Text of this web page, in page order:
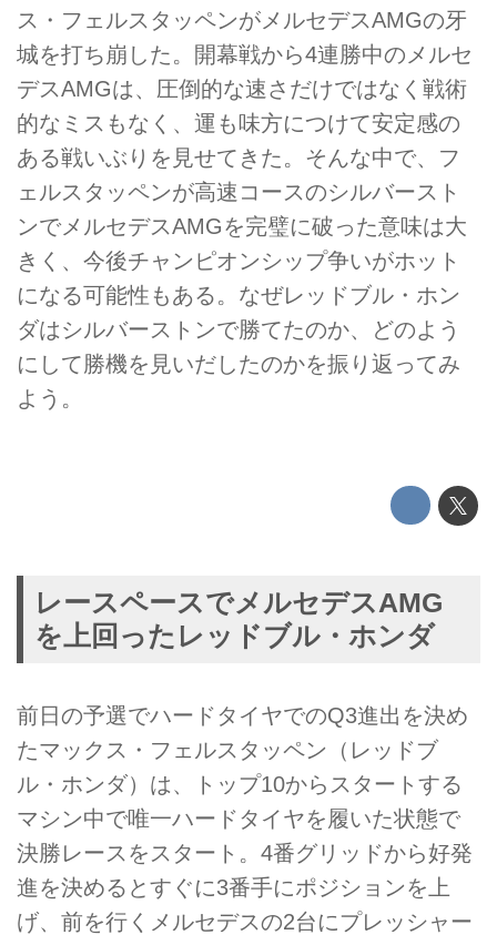
ス・フェルスタッペンがメルセデスAMGの牙
城を打ち崩した。開幕戦から4連勝中のメルセ
デスAMGは、圧倒的な速さだけではなく戦術
的なミスもなく、運も味方につけて安定感の
ある戦いぶりを見せてきた。そんな中で、フ
ェルスタッペンが高速コースのシルバースト
ンでメルセデスAMGを完璧に破った意味は大
きく、今後チャンピオンシップ争いがホット
になる可能性もある。なぜレッドブル・ホン
ダはシルバーストンで勝てたのか、どのよう
にして勝機を見いだしたのかを振り返ってみ
よう。
レースペースでメルセデスAMG
を上回ったレッドブル・ホンダ
前日の予選でハードタイヤでのQ3進出を決め
たマックス・フェルスタッペン（レッドブ
ル・ホンダ）は、トップ10からスタートする
マシン中で唯一ハードタイヤを履いた状態で
決勝レースをスタート。4番グリッドから好発
進を決めるとすぐに3番手にポジションを上
げ、前を行くメルセデスの2台にプレッシャー